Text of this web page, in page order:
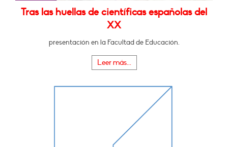
Tras las huellas de científicas españolas del
XX
presentación en la Facultad de Educación.
Leer más...